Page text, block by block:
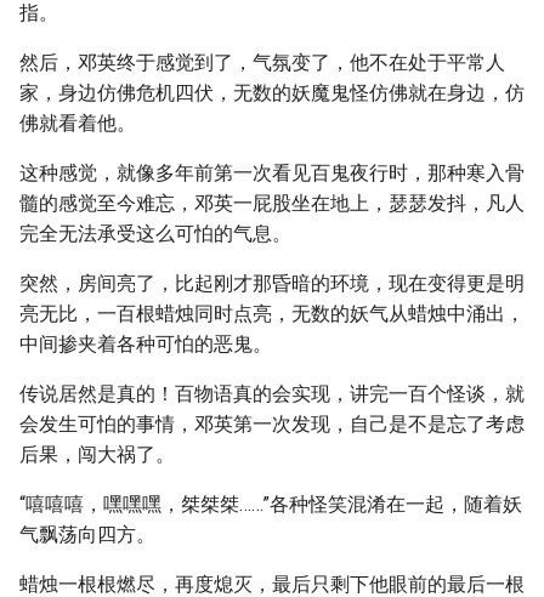
指。
然后，邓英终于感觉到了，气氛变了，他不在处于平常人
家，身边仿佛危机四伏，无数的妖魔鬼怪仿佛就在身边，仿
佛就看着他。
这种感觉，就像多年前第一次看见百鬼夜行时，那种寒入骨
髓的感觉至今难忘，邓英一屁股坐在地上，瑟瑟发抖，凡人
完全无法承受这么可怕的气息。
突然，房间亮了，比起刚才那昏暗的环境，现在变得更是明
亮无比，一百根蜡烛同时点亮，无数的妖气从蜡烛中涌出，
中间掺夹着各种可怕的恶鬼。
传说居然是真的！百物语真的会实现，讲完一百个怪谈，就
会发生可怕的事情，邓英第一次发现，自己是不是忘了考虑
后果，闯大祸了。
“嘻嘻嘻，嘿嘿嘿，桀桀桀……”各种怪笑混淆在一起，随着妖
气飘荡向四方。
蜡烛一根根燃尽，再度熄灭，最后只剩下他眼前的最后一根